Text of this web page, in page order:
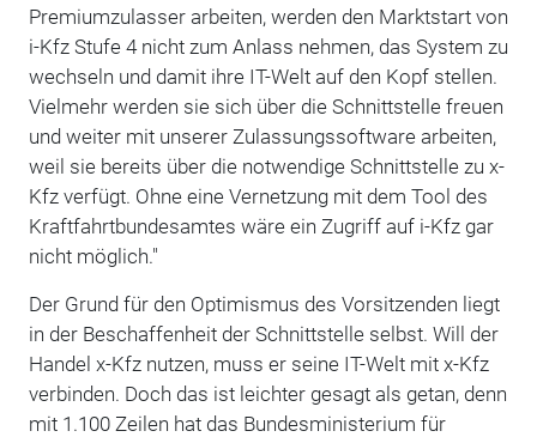
Premiumzulasser arbeiten, werden den Marktstart von
i-Kfz Stufe 4 nicht zum Anlass nehmen, das System zu
wechseln und damit ihre IT-Welt auf den Kopf stellen.
Vielmehr werden sie sich über die Schnittstelle freuen
und weiter mit unserer Zulassungssoftware arbeiten,
weil sie bereits über die notwendige Schnittstelle zu x-
Kfz verfügt. Ohne eine Vernetzung mit dem Tool des
Kraftfahrtbundesamtes wäre ein Zugriff auf i-Kfz gar
nicht möglich."
Der Grund für den Optimismus des Vorsitzenden liegt
in der Beschaffenheit der Schnittstelle selbst. Will der
Handel x-Kfz nutzen, muss er seine IT-Welt mit x-Kfz
verbinden. Doch das ist leichter gesagt als getan, denn
mit 1.100 Zeilen hat das Bundesministerium für